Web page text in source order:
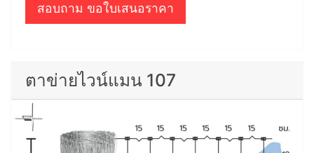
สอบถาม ขอใบเสนอราคา
ตาข่ายไวน์แมน 107